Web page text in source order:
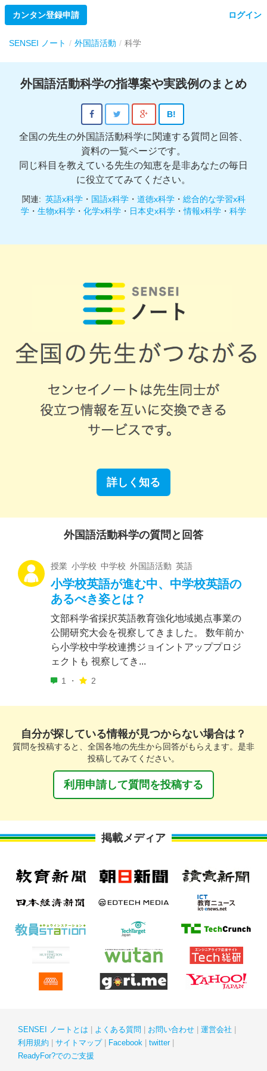
カンタン登録申請 ログイン
SENSEI ノート 外国語活動 科学
外国語活動科学の指導案や実践例のまとめ
B!
全国の先生の外国語活動科学に関連する質問と回答、
資料の一覧ページです。
同じ科目を教えている先生の知恵を是非あなたの毎日
に役立ててみてください。
関連: 英語x科学・ 国語x科学・ 道徳x科学・ 総合的な学習x科
学 ・ 生物x科学 ・ 化学x科学 ・ 日本史x科学 ・情報x科学 ・ 科学
詳しく知る
外国語活動科学の質問と回答
授業 小学校 中学校 外国語活動 英語
小学校英語が進む中、中学校英語の
あるべき姿とは？
文部科学省採択英語教育強化地域拠点事業の
公開研究大会を視察してきました。 数年前か
ら小学校中学校連携ジョイントアッププロジ
ェクトも 視察してき...
1 ・ 2
自分が探している情報が見つからない場合は？
質問を投稿すると、全国各地の先生から回答がもらえます。是非
投稿してみてください。
利用申請して質問を投稿する
掲載メディア
SENSEI ノートとは よくある質問 お問い合わせ
運営会社
利用規約
サイトマップ Facebook
twitter
ReadyFor?でのご支援